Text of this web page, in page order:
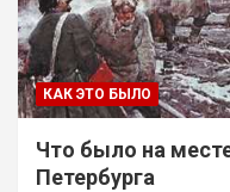
КАК ЭТО БЫЛО
Что было на
Петербурга